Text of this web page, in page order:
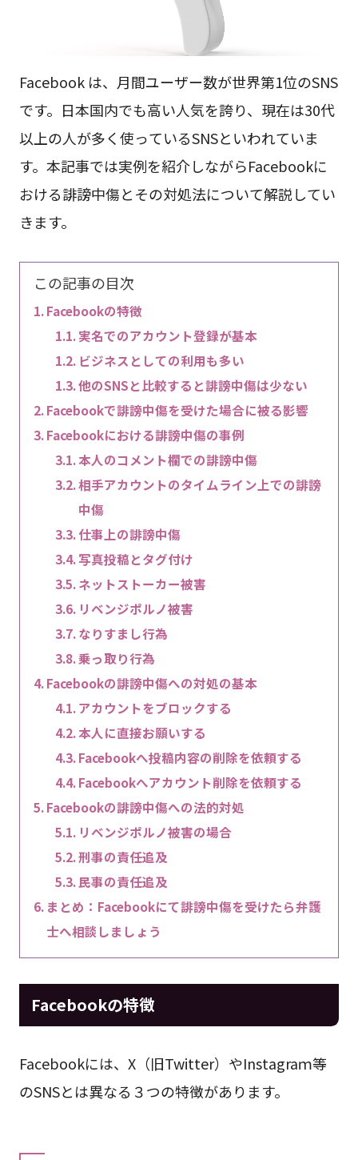
Facebook は、月間ユーザー数が世界第1位のSNS
です。日本国内でも高い人気を誇り、現在は30代
以上の人が多く使っているSNSといわれていま
す。本記事では実例を紹介しながらFacebookに
おける誹謗中傷とその対処法について解説してい
きます。
この記事の目次
Facebookの特徴
実名でのアカウント登録が基本
ビジネスとしての利用も多い
他のSNSと比較すると誹謗中傷は少ない
Facebookで誹謗中傷を受けた場合に被る影響
Facebookにおける誹謗中傷の事例
本人のコメント欄での誹謗中傷
相手アカウントのタイムライン上での誹謗
中傷
仕事上の誹謗中傷
写真投稿とタグ付け
ネットストーカー被害
リベンジポルノ被害
なりすまし行為
乗っ取り行為
Facebookの誹謗中傷への対処の基本
アカウントをブロックする
本人に直接お願いする
Facebookへ投稿内容の削除を依頼する
Facebookへアカウント削除を依頼する
Facebookの誹謗中傷への法的対処
リベンジポルノ被害の場合
刑事の責任追及
民事の責任追及
まとめ：Facebookにて誹謗中傷を受けたら弁護
士へ相談しましょう
Facebookの特徴
Facebookには、X（旧Twitter）やInstagraｍ等
のSNSとは異なる３つの特徴があります。